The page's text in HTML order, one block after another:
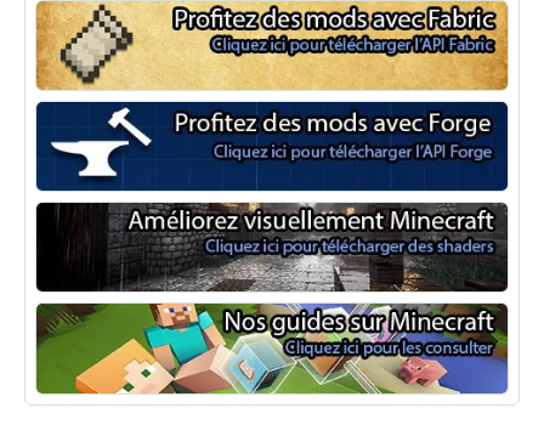
Minecraft Fabric
Minecraft Forge
Shaders Minecraft
Guide Minecraft